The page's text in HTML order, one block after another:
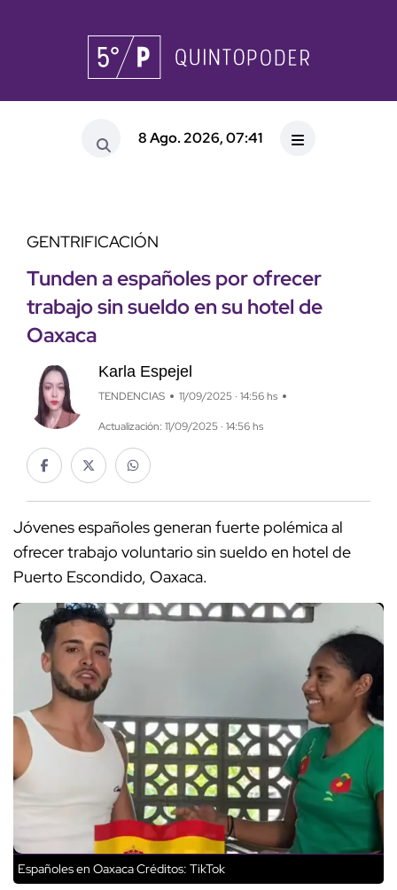
8 Ago. 2026, 07:41
GENTRIFICACIÓN
Tunden a españoles por ofrecer
trabajo sin sueldo en su hotel de
Oaxaca
Karla Espejel
TENDENCIAS 11/09/2025 · 14:56 hs
Actualización: 11/09/2025 · 14:56 hs
Jóvenes españoles generan fuerte polémica al
ofrecer trabajo voluntario sin sueldo en hotel de
Puerto Escondido, Oaxaca.
Españoles en OaxacaCréditos: TikTok